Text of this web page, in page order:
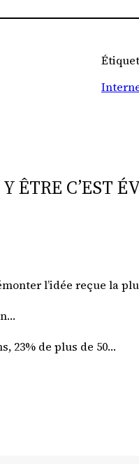
ÊTRE C’EST
l’idée reçue la
23% de plus de 50…